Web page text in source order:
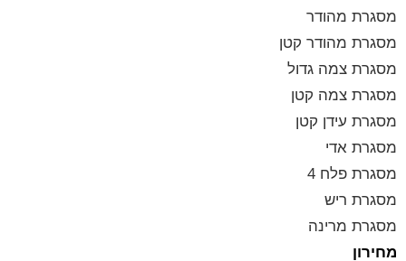
מסגרת מהודר
מסגרת מהודר קטן
מסגרת צמה גדול
מסגרת צמה קטן
מסגרת עידן קטן
מסגרת אדי
מסגרת פלח 4
מסגרת ריש
מסגרת מרינה
מחירון